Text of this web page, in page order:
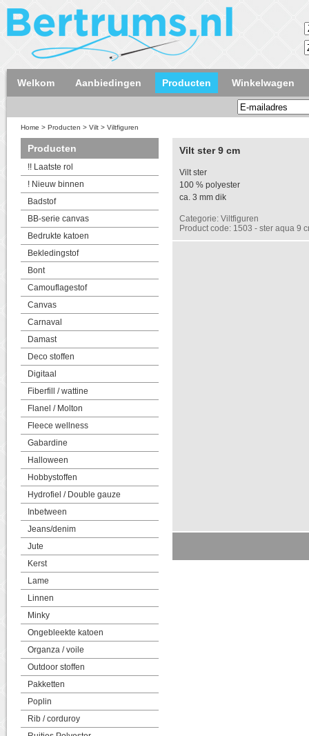
Welkom Aanbiedingen Producten Winkelwagen
Home > Producten > Vilt > Viltfiguren
Producten
!! Laatste rol
! Nieuw binnen
Badstof
BB-serie canvas
Bedrukte katoen
Bekledingstof
Bont
Camouflagestof
Canvas
Carnaval
Damast
Deco stoffen
Digitaal
Fiberfill / wattine
Flanel / Molton
Fleece wellness
Gabardine
Halloween
Hobbystoffen
Hydrofiel / Double gauze
Inbetween
Jeans/denim
Jute
Kerst
Lame
Linnen
Minky
Ongebleekte katoen
Organza / voile
Outdoor stoffen
Pakketten
Poplin
Rib / corduroy
Vilt ster 9 cm
Vilt ster
100 % polyester
ca. 3 mm dik
Categorie: Viltfiguren
Product code: 1503 - ster aqua 9